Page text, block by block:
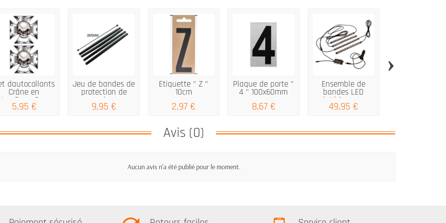
dautocollants
Crâne en
IronCross 2x...
5,95 €
Jeu de bandes de
protection de
parechocs...
9,95 €
Étiquette " Z "
10cm
2,97 €
Plaque de porte "
4 " 100x60mm
8,67 €
Ensemble de
bandes LED
intérieures...
49,95 €
›
Avis (0)
Aucun avis n'a été publié pour le moment.